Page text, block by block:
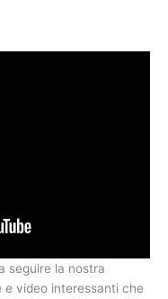
seguire la nostra
e video interessanti che